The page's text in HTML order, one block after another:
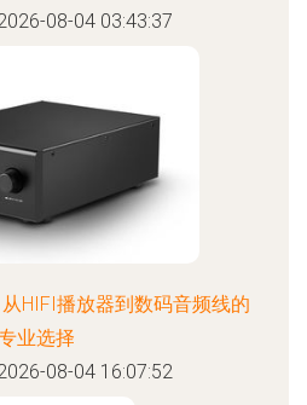
08-04 03:43:37
HIFI播放器到数码音频线的
业选择
08-04 16:07:52